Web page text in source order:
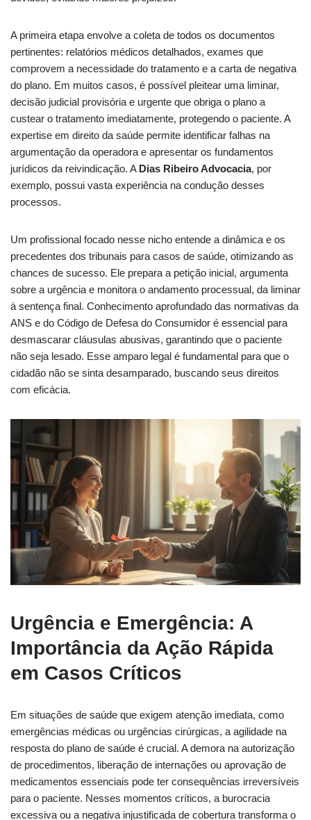
A primeira etapa envolve a coleta de todos os documentos
pertinentes: relatórios médicos detalhados, exames que
comprovem a necessidade do tratamento e a carta de negativa
do plano. Em muitos casos, é possível pleitear uma liminar,
decisão judicial provisória e urgente que obriga o plano a
custear o tratamento imediatamente, protegendo o paciente. A
expertise em direito da saúde permite identificar falhas na
argumentação da operadora e apresentar os fundamentos
jurídicos da reivindicação. A Dias Ribeiro Advocacia, por
exemplo, possui vasta experiência na condução desses
processos.
Um profissional focado nesse nicho entende a dinâmica e os
precedentes dos tribunais para casos de saúde, otimizando as
chances de sucesso. Ele prepara a petição inicial, argumenta
sobre a urgência e monitora o andamento processual, da liminar
à sentença final. Conhecimento aprofundado das normativas da
ANS e do Código de Defesa do Consumidor é essencial para
desmascarar cláusulas abusivas, garantindo que o paciente
não seja lesado. Esse amparo legal é fundamental para que o
cidadão não se sinta desamparado, buscando seus direitos
com eficácia.
Urgência e Emergência: A
Importância da Ação Rápida
em Casos Críticos
Em situações de saúde que exigem atenção imediata, como
emergências médicas ou urgências cirúrgicas, a agilidade na
resposta do plano de saúde é crucial. A demora na autorização
de procedimentos, liberação de internações ou aprovação de
medicamentos essenciais pode ter consequências irreversíveis
para o paciente. Nesses momentos críticos, a burocracia
excessiva ou a negativa injustificada de cobertura transforma o